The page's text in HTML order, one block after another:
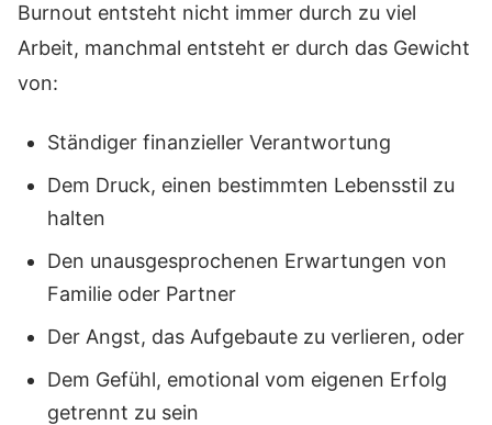
Burnout entsteht nicht immer durch zu viel
Arbeit, manchmal entsteht er durch das Gewicht
von:
Ständiger finanzieller Verantwortung
Dem Druck, einen bestimmten Lebensstil zu
halten
Den unausgesprochenen Erwartungen von
Familie oder Partner
Der Angst, das Aufgebaute zu verlieren, oder
Dem Gefühl, emotional vom eigenen Erfolg
getrennt zu sein